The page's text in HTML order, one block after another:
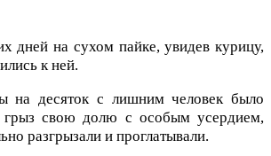
дней на сухом пайке, увидев курицу,
к ней.
на десяток с лишним человек было
свою долю с особым усердием,
разгрызали и проглатывали.